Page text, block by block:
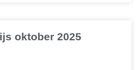
oktober 2025